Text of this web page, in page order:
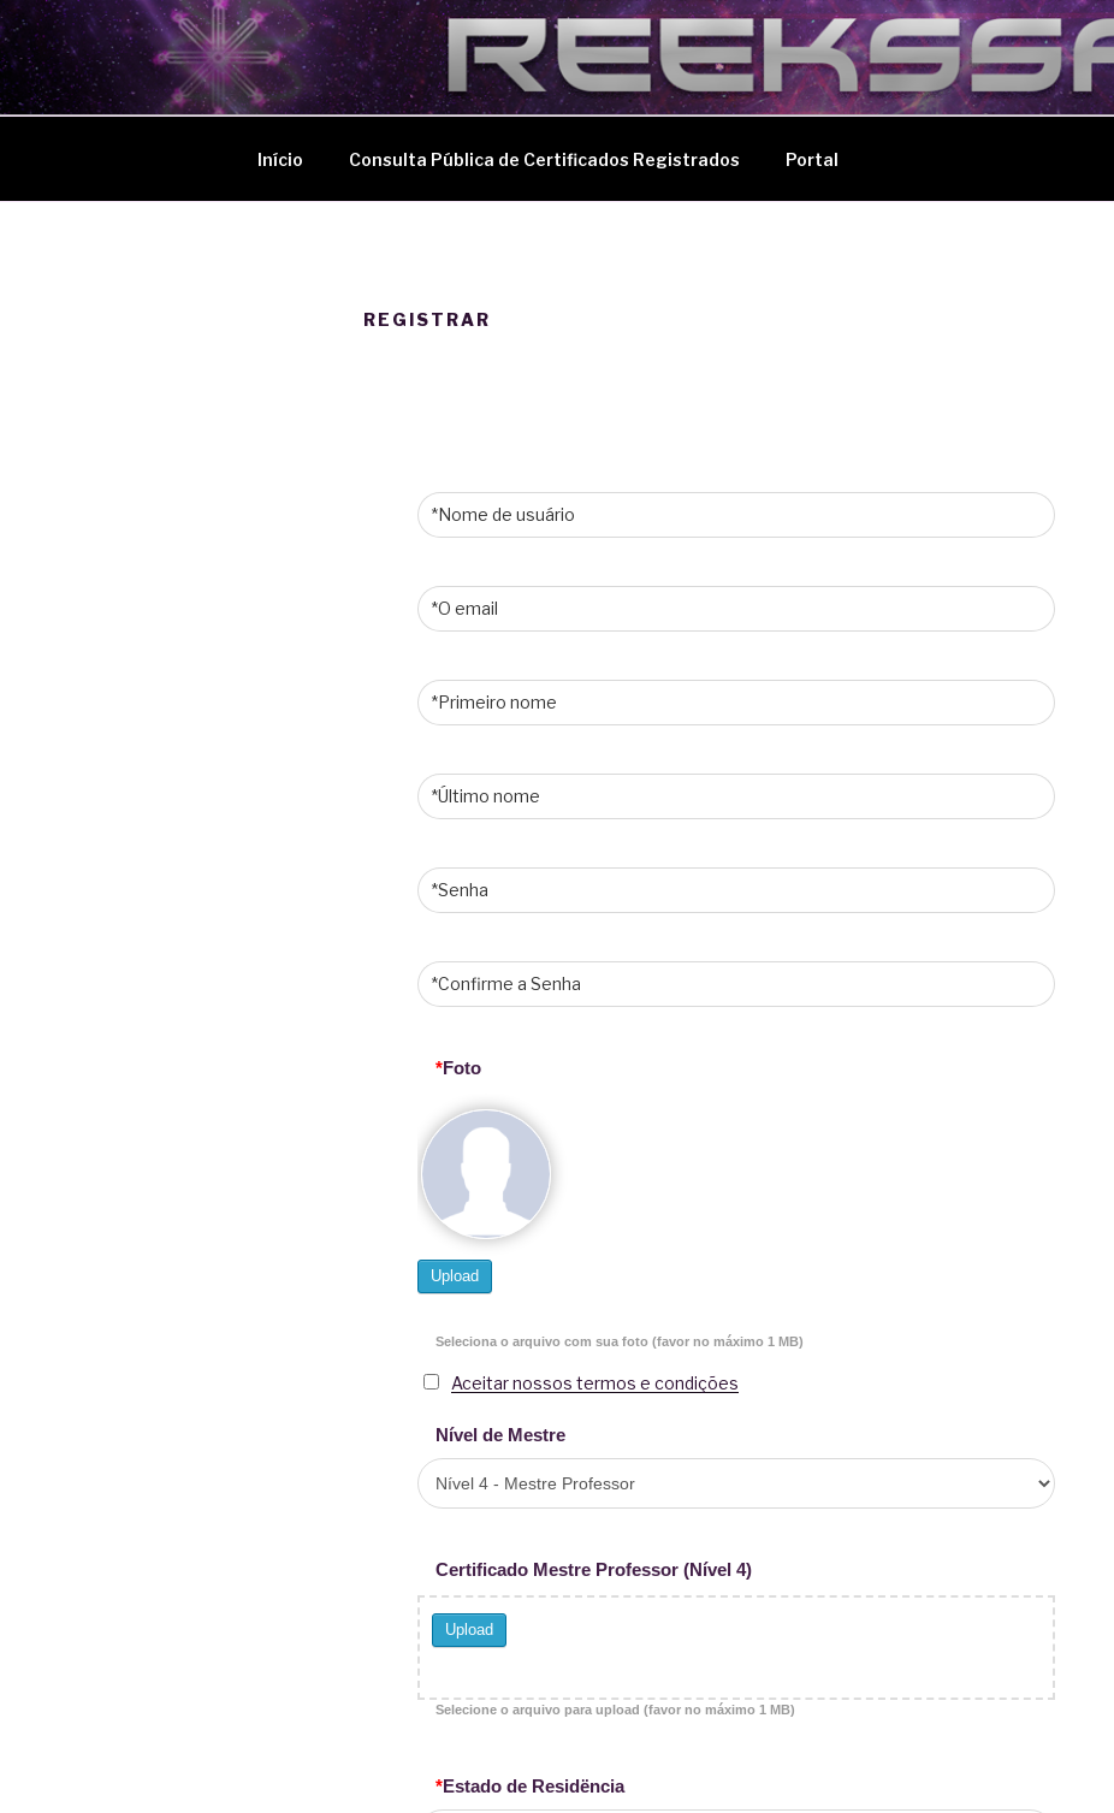
Pular
para
o
conteúdo
ÁREA DE MESTRES
Início Consulta Pública de Certificados Registrados Portal
REGISTRAR
*Foto
Upload
Seleciona o arquivo com sua foto (favor no máximo 1 MB)
Aceitar nossos termos e condições
Nível de Mestre
Certificado Mestre Professor (Nível 4)
Upload
Selecione o arquivo para upload (favor no máximo 1 MB)
*Estado de Residëncia